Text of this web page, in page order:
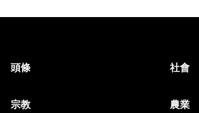
頭條 社會
宗教 農業